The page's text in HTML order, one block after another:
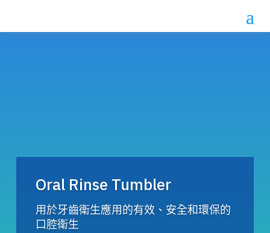
Oral Rinse Tumbler
用於牙齒衛生應用的有效、安全和環保的
口腔衛生